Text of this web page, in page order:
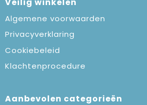
Algemene voorwaarden
Privacyverklaring
Cookiebeleid
Klachtenprocedure
Aanbevolen categorieën